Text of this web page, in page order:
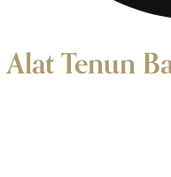
Alat Tenun